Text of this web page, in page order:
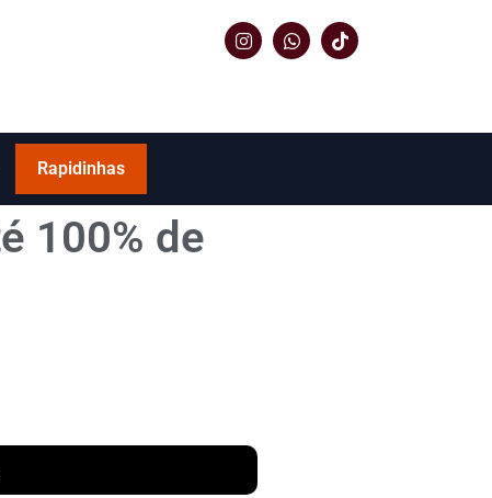
Rapidinhas
100% de